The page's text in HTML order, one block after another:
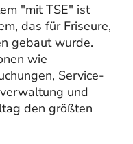
"mit TSE" ist
das für Friseure,
gebaut wurde.
wie
Service-
und
den größten